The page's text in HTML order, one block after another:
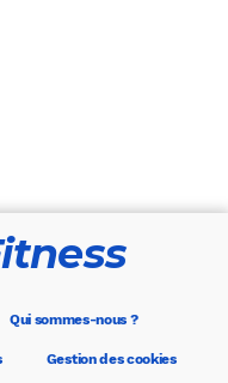
Qui sommes-nous ?
Gestion des cookies